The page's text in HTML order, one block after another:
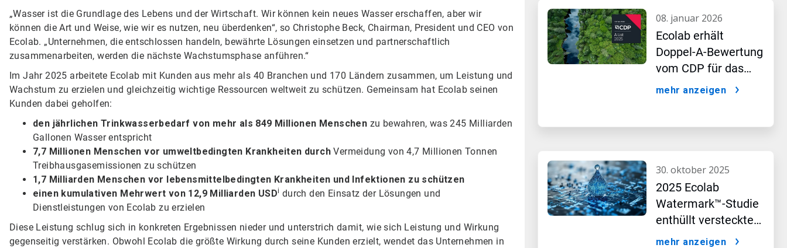
„Wasser ist die Grundlage des Lebens und der Wirtschaft. Wir können kein neues Wasser erschaffen, aber wir
können die Art und Weise, wie wir es nutzen, neu überdenken“, so Christophe Beck, Chairman, President und CEO von
Ecolab. „Unternehmen, die entschlossen handeln, bewährte Lösungen einsetzen und partnerschaftlich
zusammenarbeiten, werden die nächste Wachstumsphase anführen.“
Im Jahr 2025 arbeitete Ecolab mit Kunden aus mehr als 40 Branchen und 170 Ländern zusammen, um Leistung und
Wachstum zu erzielen und gleichzeitig wichtige Ressourcen weltweit zu schützen. Gemeinsam hat Ecolab seinen
Kunden dabei geholfen:
den jährlichen Trinkwasserbedarf von mehr als 849 Millionen Menschen zu bewahren, was 245 Milliarden
Gallonen Wasser entspricht
7,7 Millionen Menschen vor umweltbedingten Krankheiten durchVermeidung von 4,7 Millionen Tonnen
Treibhausgasemissionen zu schützen
1,7 Milliarden Menschen vor lebensmittelbedingten Krankheiten und Infektionen zu schützen
einen kumulativen Mehrwert von 12,9 Milliarden USDi durch den Einsatz der Lösungen und
Dienstleistungen von Ecolab zu erzielen
Diese Leistung schlug sich in konkreten Ergebnissen nieder und unterstrich damit, wie sich Leistung und Wirkung
gegenseitig verstärken. Obwohl Ecolab die größte Wirkung durch seine Kunden erzielt, wendet das Unternehmen in
08. januar 2026
Ecolab erhält
Doppel-A-Bewertung
vom CDP für das
Führungsteam in
mehr anzeigen
30. oktober 2025
2025 Ecolab
Watermark™-Studie
enthüllt versteckte
Auswirkungen
mehr anzeigen